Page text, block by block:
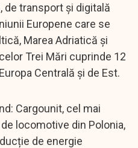
transport și digitală
Europene care se
Marea Adriatică și
Trei Mări cuprinde 12
Centrală și de Est.
Cargounit, cel mai
locomotive din Polonia,
de energie